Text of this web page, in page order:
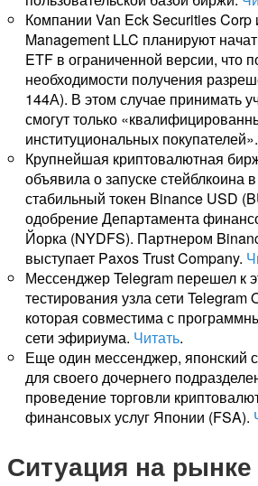
Компании Van Eck Securities Corp
Management LLC планируют
ETF в ограниченной версии, что
необходимости получения
144А). В этом случае принимать
смогут только
институциональных покупателей».
Крупнейшая криптовалютная
объявила о запуске
стабильный токен Binance USD
одобрение Департамента
Йорка (NYDFS). Партнером
выступает Paxos Trust Company.
Мессенджер Telegram перешел к
тестирования узла сети Telegram
которая совместима с
сети эфириума. Читать.
Еще один мессенджер, японский
для своего дочернего
проведение торговли
финансовых услуг Японии (FSA).
Ситуация на рынке